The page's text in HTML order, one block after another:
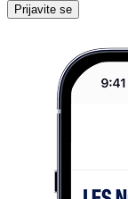
Prijavite se